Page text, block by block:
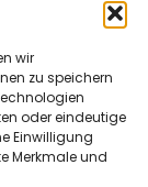
wir
zu speichern
oder eindeutige
Einwilligung
Merkmale und